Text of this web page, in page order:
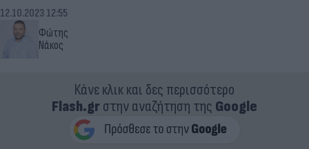
Φώτης
Νάκος
12.10.2023 12:55
Κάνε κλικ και δες περισσότερο
Flash.grστην αναζήτηση της Google